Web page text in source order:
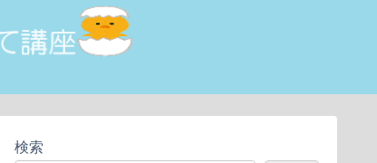
検索